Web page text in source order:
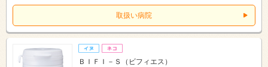
取扱い病院
ＢＩＦＩ－Ｓ（ビフィエス）